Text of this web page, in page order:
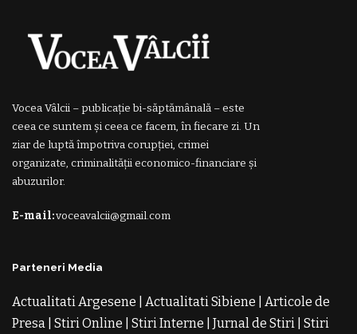
Vocea Vâlcii – publicație bi-săptămânală – este
ceea ce suntem și ceea ce facem, în fiecare zi. Un
ziar de luptă împotriva corupției, crimei
organizate, criminalității economico-financiare și
abuzurilor.
E-mail:voceavalcii@gmail.com
Parteneri Media
Actualitati Argesene Actualitati Sibiene
Articole de
Presa Stiri Online Stiri Interne Jurnal de Stiri Stiri